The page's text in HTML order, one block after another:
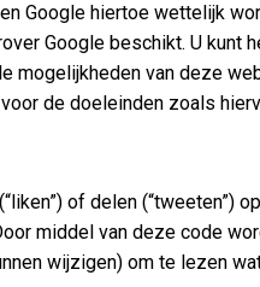
Google hiertoe wettelijk
Google beschikt. U
van deze
de doeleinden zoals
of delen
middel van deze code
wijzigen) om te lezen